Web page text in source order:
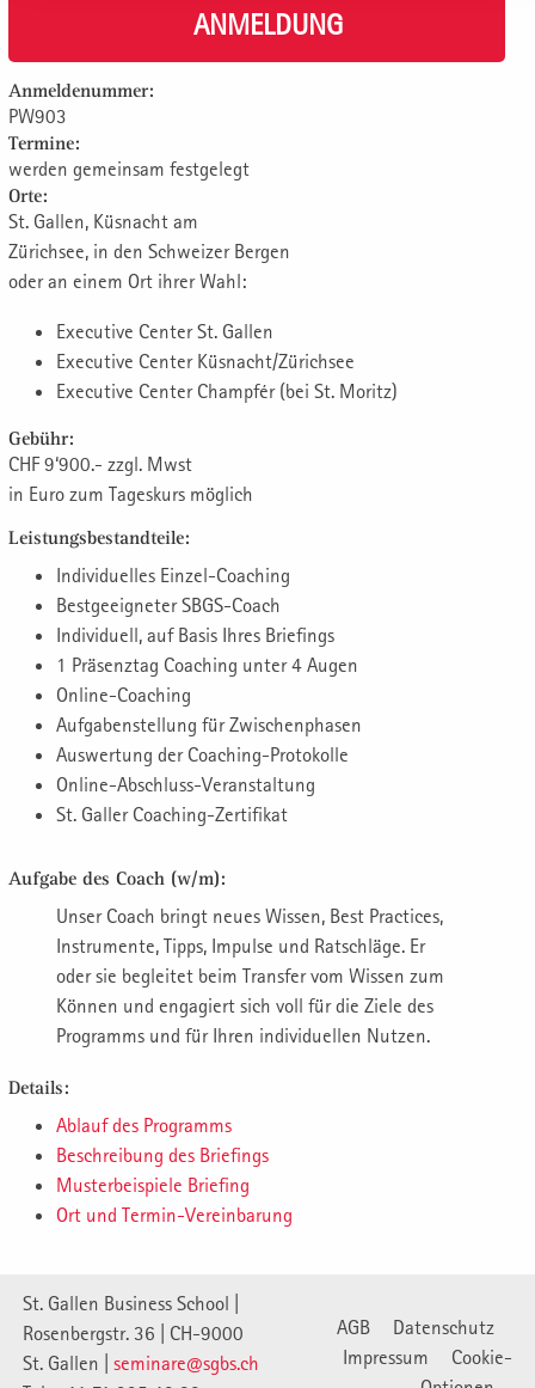
ANMELDUNG
Anmeldenummer:
PW903
Termine:
werden gemeinsam festgelegt
Orte:
St. Gallen, Küsnacht am
Zürichsee, in den Schweizer Bergen
oder an einem Ort ihrer Wahl:
Executive Center St. Gallen
Executive Center Küsnacht/Zürichsee
Executive Center Champfér (bei St. Moritz)
Gebühr:
CHF 9‘900.- zzgl. Mwst
in Euro zum Tageskurs möglich
Leistungsbestandteile:
Individuelles Einzel-Coaching
Bestgeeigneter SBGS-Coach
Individuell, auf Basis Ihres Briefings
1 Präsenztag Coaching unter 4 Augen
Online-Coaching
Aufgabenstellung für Zwischenphasen
Auswertung der Coaching-Protokolle
Online-Abschluss-Veranstaltung
St. Galler Coaching-Zertifikat
Aufgabe des Coach (w/m):
Unser Coach bringt neues Wissen, Best Practices,
Instrumente, Tipps, Impulse und Ratschläge. Er
oder sie begleitet beim Transfer vom Wissen zum
Können und engagiert sich voll für die Ziele des
Programms und für Ihren individuellen Nutzen.
Details:
Ablauf des Programms
Beschreibung des Briefings
Musterbeispiele Briefing
Ort und Termin-Vereinbarung
St. Gallen Business School |
Rosenbergstr. 36 | CH-9000
St. Gallen | seminare@sgbs.ch
AGB
Datenschutz
Impressum
Cookie-